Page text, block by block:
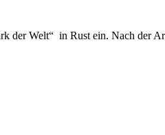
der Welt“ in Rust ein. Nach der